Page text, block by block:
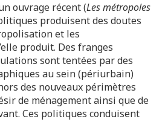
ouvrage récent (Les métropoles
produisent des doutes
et les
produit. Des franges
sont tentées par des
au sein (périurbain)
des nouveaux périmètres
de ménagement ainsi que de
Ces politiques conduisent